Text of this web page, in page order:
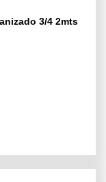
3/4 2mts